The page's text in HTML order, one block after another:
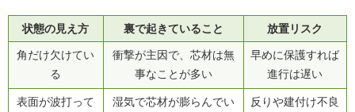
状態の見え方 裏で起きていること 放置リスク
角だけ欠けてい
る
衝撃が主因で、芯材は無
事なことが多い
早めに保護すれば
進行は遅い
表面が波打って
湿気で芯材が膨らんでい
反りや建付け不良